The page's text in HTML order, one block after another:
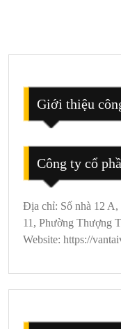
Giới thiệu
Công ty cổ
Địa chỉ: Số nhà 12
11, Phường Thượng
Website: https://